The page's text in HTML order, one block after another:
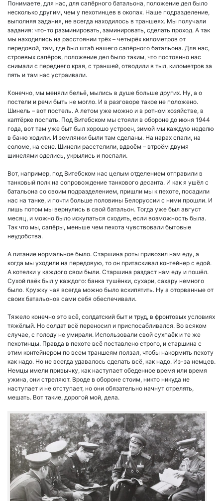
Понимаете, для нас, для сапёрного батальона, положение дел было
несколько другим, чем у пехотинцев в окопах. Наше подразделение,
выполняя задания, не всегда находилось в траншеях. Мы получали
задания: что-то разминировать, заминировать, сделать проход. А так
мы находились на расстоянии трёх – четырёх километров от
передовой, там, где был штаб нашего сапёрного батальона. Для нас,
строевых сапёров, положение дел было таким, что постоянно нас
снимали с переднего края, с траншей, отводили в тыл, километров за
пять и там нас устраивали.
Конечно, мы меняли бельё, мылись в душе больше других. Ну, а о
постели и речи быть не могло. И в разговоре такое не положено.
Шинель – вот постель. А летом уже можно и в ротном хозяйстве, в
каптёрке поспать. Под Витебском мы стояли в обороне до июня 1944
года, вот там уже быт был хорошо устроен, зимой мы каждую неделю
в баню ходили. И землянки были там сделаны. На нарах спали, на
соломе, на сене. Шинели расстелили, вдвоём – втроём двумя
шинелями оделись, укрылись и поспали.
Вот, например, под Витебском нас целым отделением отправили в
танковый полк на сопровождение танкового десанта. И как я ушёл с
батальона со своим подразделением, пришли мы к пехоте, посадили
нас на танке, и почти больше половины Белоруссии с ними прошли. И
лишь потом мы вернулись в свой батальон. Тогда уже был август
месяц, и можно было искупаться сходить, если возможность была.
Так что мы, сапёры, меньше чем пехота чувствовали бытовые
неудобства.
А питание нормальное было. Старшина роты привозил нам еду, а
когда мы уходили на передовую, то он притаскивал контейнер с едой.
А котелки у каждого свои были. Старшина раздаст нам еду и пошёл.
Сухой паёк был у каждого: банка тушёнки, сухари, сахару немного
было. Кружку чая всегда можно было вскипятить. Ну а оторванные от
своих батальонов сами себя обеспечивали.
Тяжело конечно это всё, солдатский быт и труд, в фронтовых условиях
тяжёлый. Но солдат всё переносил и приспосабливался. Во всяком
случае, с голоду не умирали. Использовали свой сухпаёк и те же
пехотинцы. Правда в пехоте всё поставлено строго, и старшина с
этим контейнером по всем траншеям ползал, чтобы накормить пехоту
как надо. Но не всегда удавалось сделать всё, как надо. Из-за немцев.
Немцы имели привычку, как наступает обеденное время или время
ужина, они стреляют. Вроде в обороне стоим, никто никуда не
наступает и не отступает, но они обязательно начнут стрелять,
мешать. Вот такие, дорогой мой, дела.